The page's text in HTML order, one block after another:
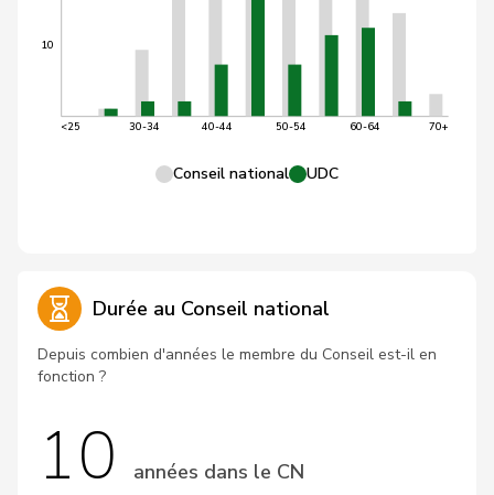
10
<25 30-34 40-44 50-54 60-64 70+
Conseil national UDC
Durée au Conseil national
Depuis combien d'années le membre du Conseil est-il en
fonction ?
10 années dans le CN